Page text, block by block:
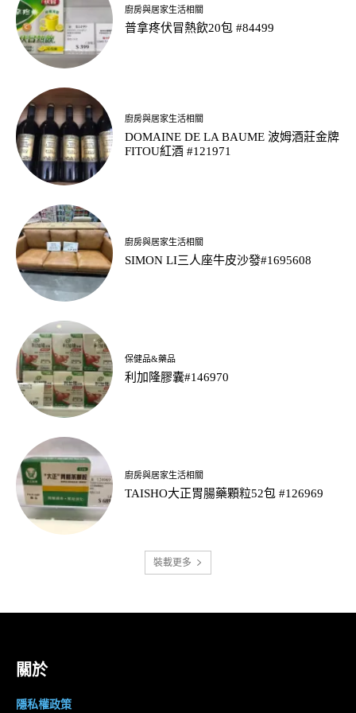
廚房與居家生活相關
普拿疼伏冒熱飲20包 #84499
廚房與居家生活相關
DOMAINE DE LA BAUME 波姆酒莊金牌
FITOU紅酒 #121971
廚房與居家生活相關
SIMON LI三人座牛皮沙發#1695608
保健品&藥品
利加隆膠囊#146970
廚房與居家生活相關
TAISHO大正胃腸藥顆粒52包 #126969
裝載更多
關於
隱私權政策